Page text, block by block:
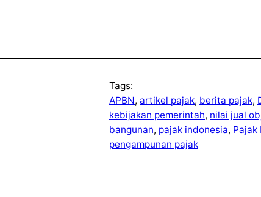
Tags:
APBN, artikel pajak, berita pajak,
kebijakan pemerintah, nilai jual
bangunan, pajak indonesia, Pajak
pengampunan pajak